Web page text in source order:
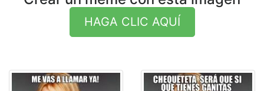
HAGA CLIC AQUÍ